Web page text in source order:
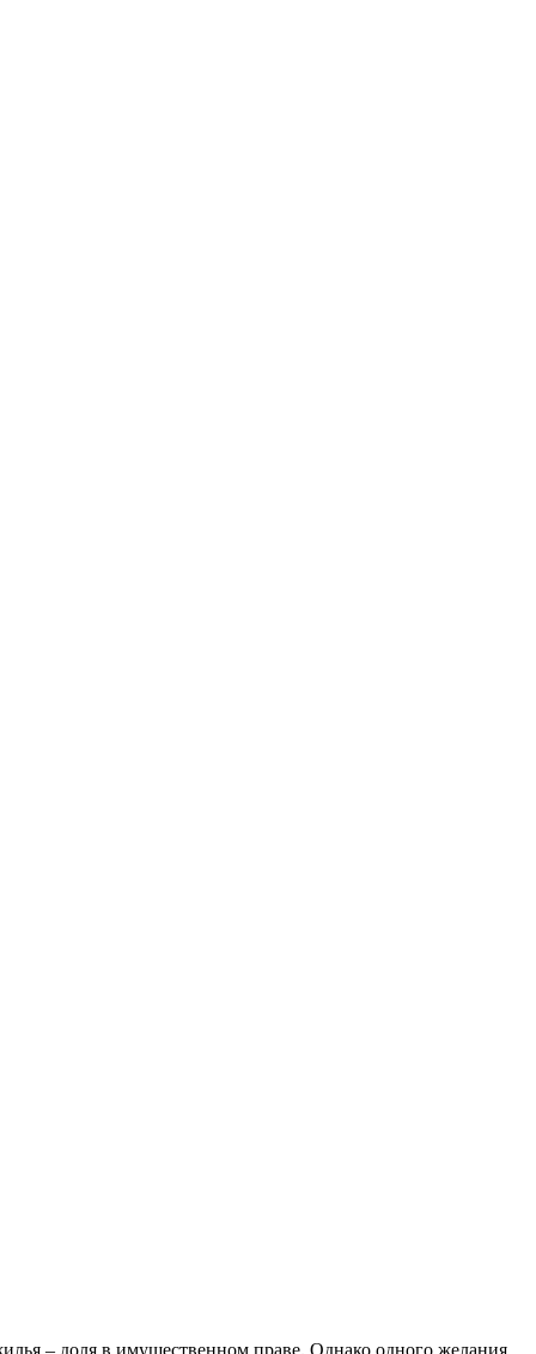
– доля в имущественном праве. Однако одного желания